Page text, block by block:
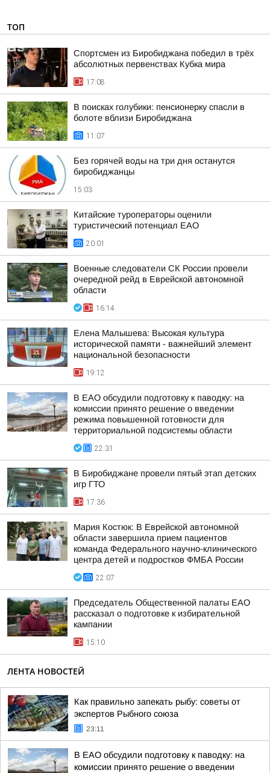
ТОП
Спортсмен из Биробиджана победил в трёх
абсолютных первенствах Кубка мира
17:08
В поисках голубики: пенсионерку спасли в
болоте вблизи Биробиджана
11:07
Без горячей воды на три дня останутся
биробиджанцы
15:03
Китайские туроператоры оценили
туристический потенциал ЕАО
20:01
Военные следователи СК России провели
очередной рейд в Еврейской автономной
области
16:14
Елена Малышева: Высокая культура
исторической памяти - важнейший элемент
национальной безопасности
19:12
В ЕАО обсудили подготовку к паводку: на
комиссии принято решение о введении
режима повышенной готовности для
территориальной подсистемы области
22:31
В Биробиджане провели пятый этап детских
игр ГТО
17:36
Мария Костюк: В Еврейской автономной
области завершила прием пациентов
команда Федерального научно-клинического
центра детей и подростков ФМБА России
22:07
Председатель Общественной палаты ЕАО
рассказал о подготовке к избирательной
кампании
15:10
ЛЕНТА НОВОСТЕЙ
Как правильно запекать рыбу: советы от
экспертов Рыбного союза
23:11
В ЕАО обсудили подготовку к паводку: на
комиссии принято решение о введении